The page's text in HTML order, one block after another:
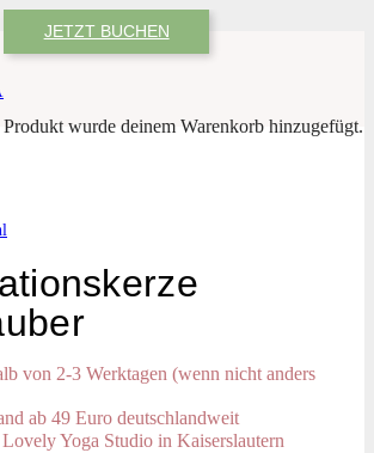
JETZT BUCHEN
Produkt wurde deinem Warenkorb hinzugefügt.
von 2-3 Werktagen (wenn nicht anders
ab 49 Euro deutschlandweit
Yoga Studio in Kaiserslautern